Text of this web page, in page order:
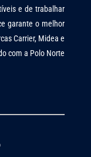
e de trabalhar
garante o melhor
Carrier, Midea e
com a Polo Norte